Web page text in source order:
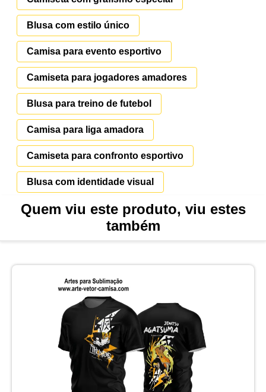
Blusa com estilo único
Camisa para evento esportivo
Camiseta para jogadores amadores
Blusa para treino de futebol
Camisa para liga amadora
Camiseta para confronto esportivo
Blusa com identidade visual
Quem viu este produto, viu estes
também